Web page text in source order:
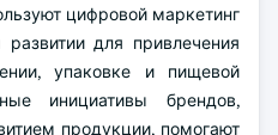
цифровой маркетинг
для привлечения
упаковке и пищевой
инициативы брендов,
продукции, помогают